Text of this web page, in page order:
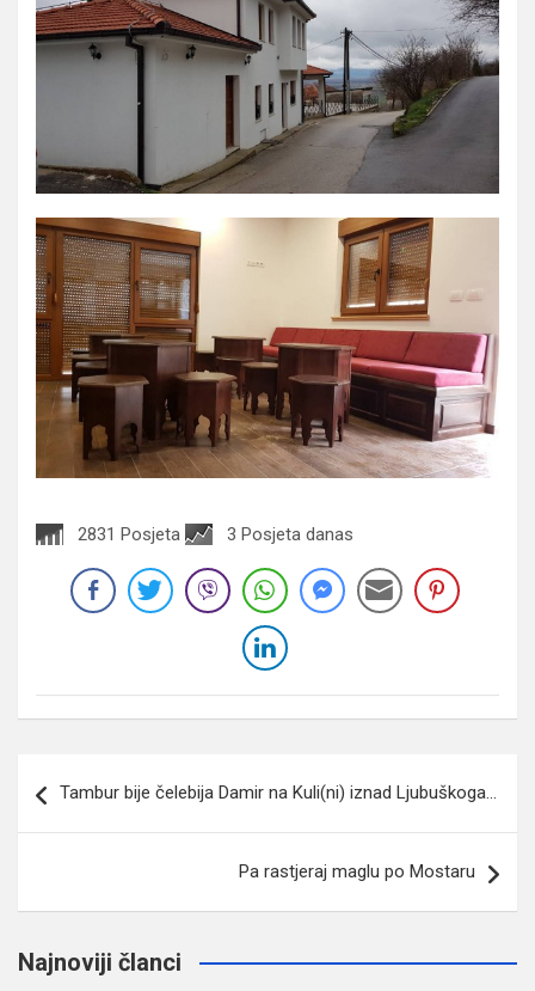
2831 Posjeta 3 Posjeta danas
članaka
Tambur bije čelebija Damir na Kuli(ni) iznad Ljubuškoga…
Pa rastjeraj maglu po Mostaru
Najnoviji članci